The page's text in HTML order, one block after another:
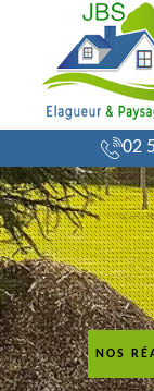
02
NOS